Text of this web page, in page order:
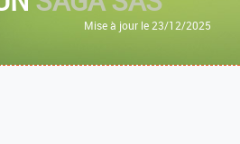
Mise à jour le 23/12/2025